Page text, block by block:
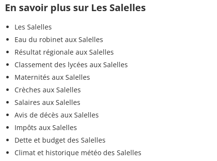
En savoir plus sur Les Salelles
Les Salelles
Eau du robinet aux Salelles
Résultat régionale aux Salelles
Classement des lycées aux Salelles
Maternités aux Salelles
Crèches aux Salelles
Salaires aux Salelles
Avis de décès aux Salelles
Impôts aux Salelles
Dette et budget des Salelles
Climat et historique météo des Salelles